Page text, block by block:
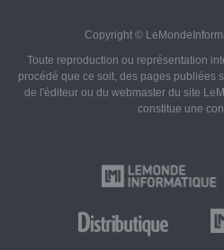
Copyright ©
Toute reproduction ou représentation
procédé que ce soit, des pages publiées
de l'éditeur ou du webmaster du site
constitue une